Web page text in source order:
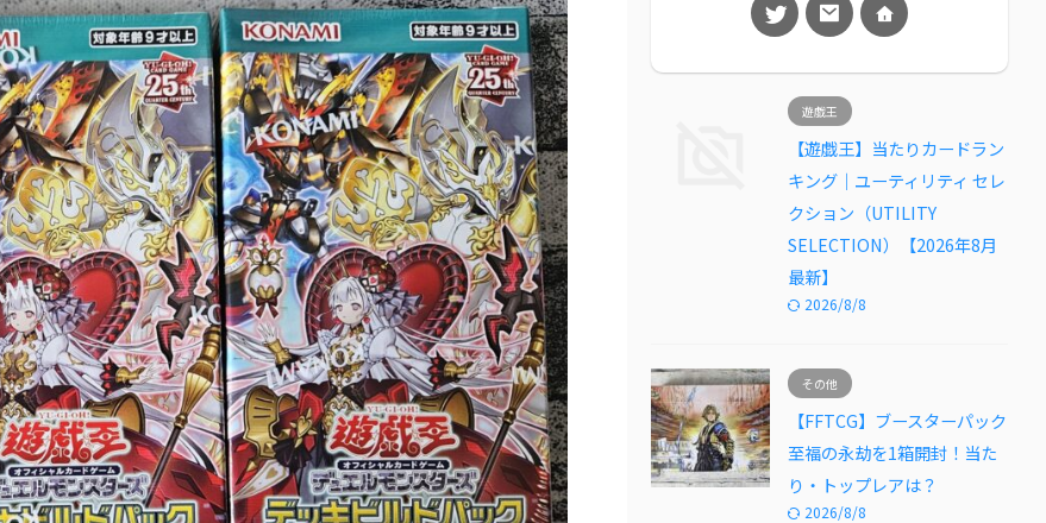
遊戯王
【遊戯王】当たりカードラン
キング｜ユーティリティ セレ
クション（UTILITY
SELECTION）【2026年8月
最新】
2026/8/8
その他
【FFTCG】ブースターパック
至福の永劫を1箱開封！当た
り・トップレアは？
2026/8/8